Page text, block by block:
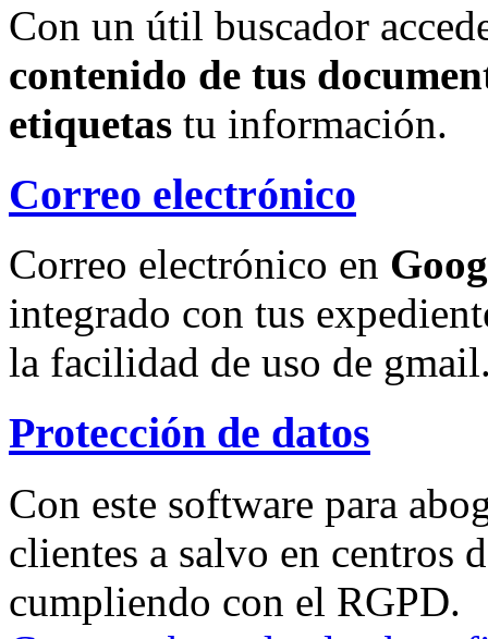
Con un útil buscador
contenido de tus
etiquetas tu información.
Correo electrónico
Correo electrónico en
integrado con tus
la facilidad de uso de
Protección de datos
Con este software para
clientes a salvo en centros
cumpliendo con el RGPD.